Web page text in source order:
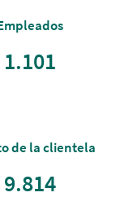
1.101
de la clientela
9.814